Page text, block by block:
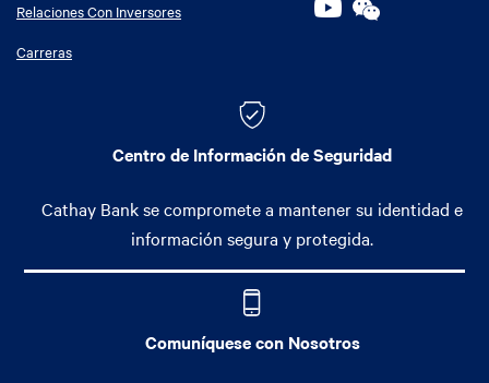
Relaciones Con Inversores
Carreras
Centro de Información de Seguridad
Cathay Bank se compromete a mantener su identidad e
información segura y protegida.
Comuníquese con Nosotros